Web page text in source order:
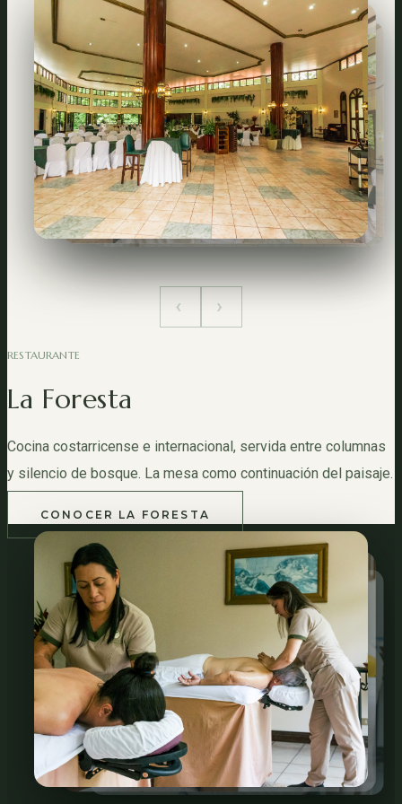
‹ ›
RESTAURANTE
La Foresta
Cocina costarricense e internacional, servida entre columnas
y silencio de bosque. La mesa como continuación del paisaje.
CONOCER LA FORESTA